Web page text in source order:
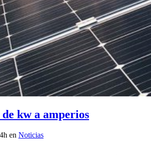
kw a amperios
en Noticias